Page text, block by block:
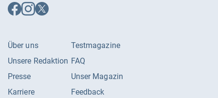
Auf
Facebook
Auf
Instagram
Auf
X
Über uns
Unsere Redaktion
Presse
Karriere
Testmagazine
FAQ
Unser Magazin
Feedback